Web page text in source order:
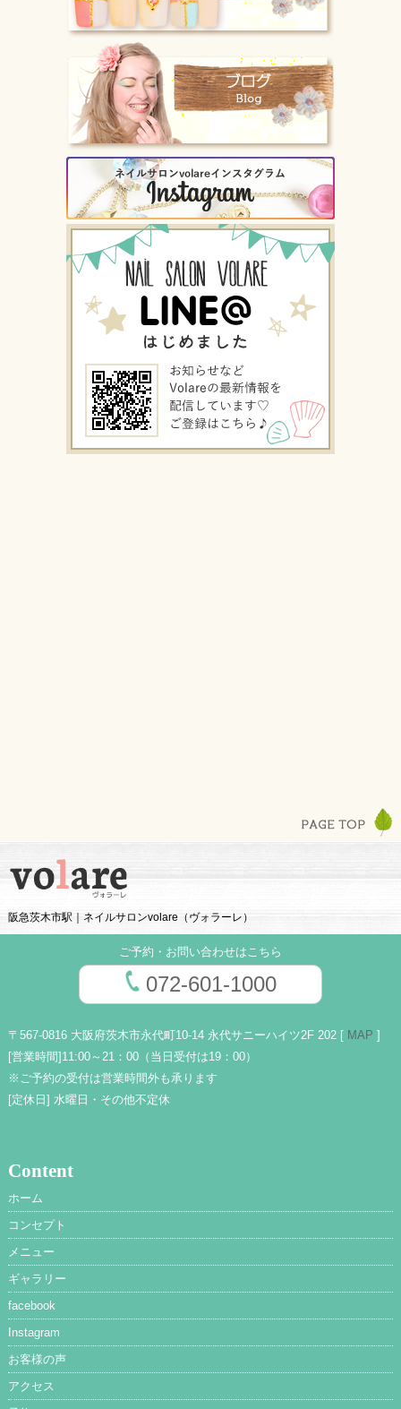
阪急茨木市駅｜ネイルサロンvolare（ヴォラーレ）
ご予約・お問い合わせはこちら
072-601-1000
〒567-0816 大阪府茨木市永代町10-14 永代サニーハイツ2F 202 [ MAP ]
[営業時間] 11:00～21：00（当日受付は19：00）
※ご予約の受付は営業時間外も承ります
[定休日] 水曜日・その他不定休
Content
ホーム
コンセプト
メニュー
ギャラリー
facebook
Instagram
お客様の声
アクセス